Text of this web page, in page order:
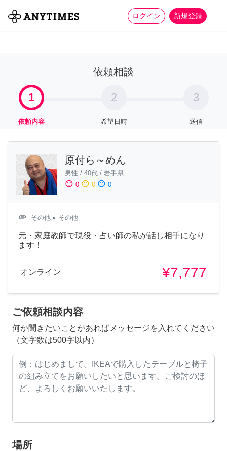
ログイン 新規登録
全て 家事 more_horiz
依頼相談
1
依頼内容
2
希望日時
3
送信
原付ら～めん
男性 / 40代 / 岩手県
sentiment_satisfied 0 sentiment_neutral 0 sentiment_dissatisfied 0
attachment その他 ▸ その他
元・家庭教師で現役・占い師の私が話し相手になり
ます！
オンライン ¥7,777
ご依頼相談内容
何か聞きたいことがあればメッセージを入れてください
（文字数は500字以内）
場所